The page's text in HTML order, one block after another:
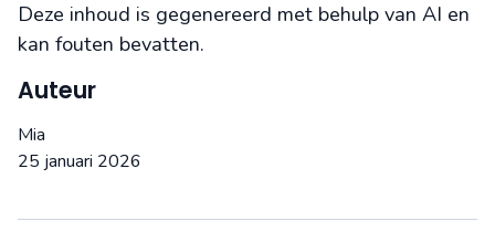
Deze inhoud is gegenereerd met behulp van AI en
kan fouten bevatten.
Auteur
Mia
25 januari 2026